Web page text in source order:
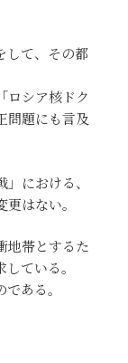
して、その都
ロシア核ドク
問題にも言及
における、
はない。
地帯とするた
ている。
ある。